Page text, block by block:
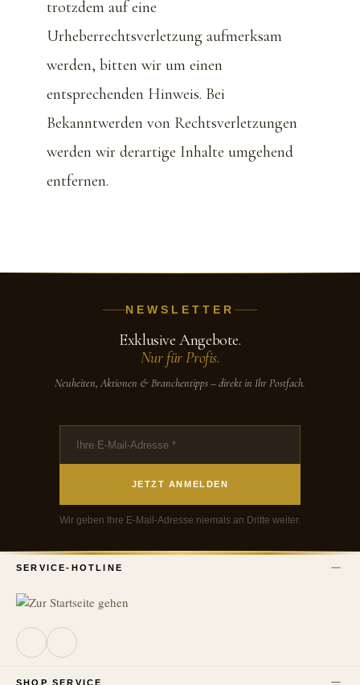
trotzdem auf eine
Urheberrechtsverletzung aufmerksam
werden, bitten wir um einen
entsprechenden Hinweis. Bei
Bekanntwerden von Rechtsverletzungen
werden wir derartige Inhalte umgehend
entfernen.
NEWSLETTER
Exklusive Angebote.
Nur für Profis.
Neuheiten, Aktionen & Branchentipps – direkt in Ihr Postfach.
JETZT ANMELDEN
Wir geben Ihre E-Mail-Adresse niemals an Dritte weiter.
SERVICE-HOTLINE
SHOP SERVICE